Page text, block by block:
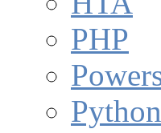
PHP
Python